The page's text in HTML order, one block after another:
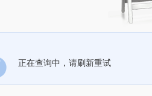
正在查询中，请刷新重试